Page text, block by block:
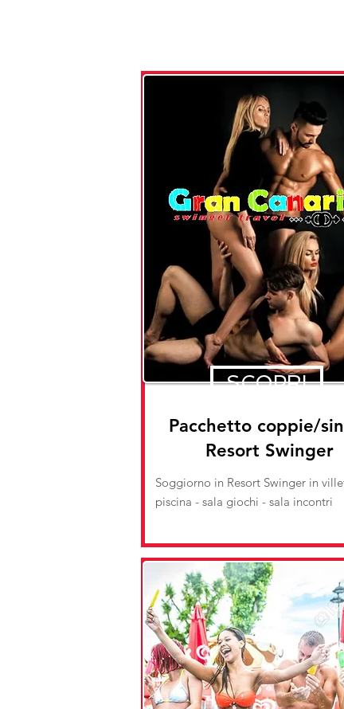
SCOPRI
Pacchetto coppie/
Resort Swinger
Soggiorno in Resort Swinger in
piscina - sala giochi - sala incontri